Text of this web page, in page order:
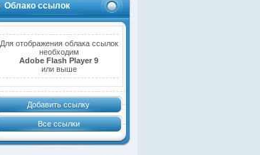
Облако ссылок
Для отображения облака ссылок
необходим
Adobe Flash Player 9
или выше
Добавить ссылку
Все ссылки